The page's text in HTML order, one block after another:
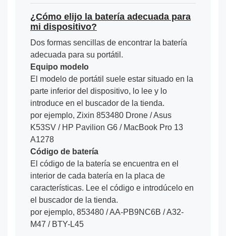
¿Cómo elijo la batería adecuada para
mi dispositivo?
Dos formas sencillas de encontrar la batería
adecuada para su portátil.
Equipo modelo
El modelo de portátil suele estar situado en la
parte inferior del dispositivo, lo lee y lo
introduce en el buscador de la tienda.
por ejemplo, Zixin 853480 Drone / Asus
K53SV / HP Pavilion G6 / MacBook Pro 13
A1278
Código de batería
El código de la batería se encuentra en el
interior de cada batería en la placa de
características. Lee el código e introdúcelo en
el buscador de la tienda.
por ejemplo, 853480 / AA-PB9NC6B / A32-
M47 / BTY-L45